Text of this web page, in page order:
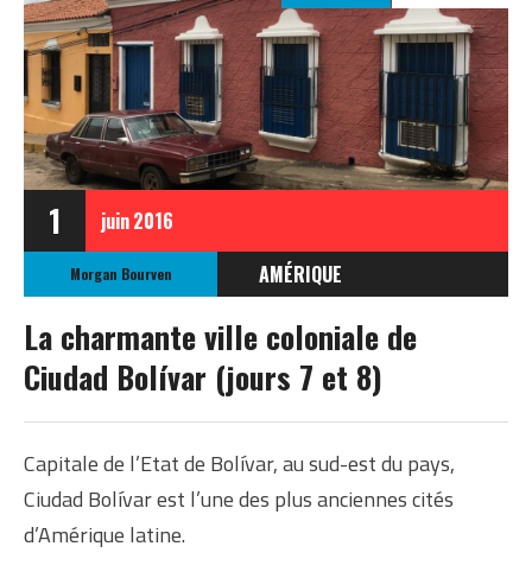
1 juin2016
Morgan Bourven
AMÉRIQUE
VENEZUELA
La charmante ville coloniale de
Ciudad Bolívar (jours 7 et 8)
Capitale de l’Etat de Bolívar, au sud-est du pays,
Ciudad Bolívar est l’une des plus anciennes cités
d’Amérique latine.